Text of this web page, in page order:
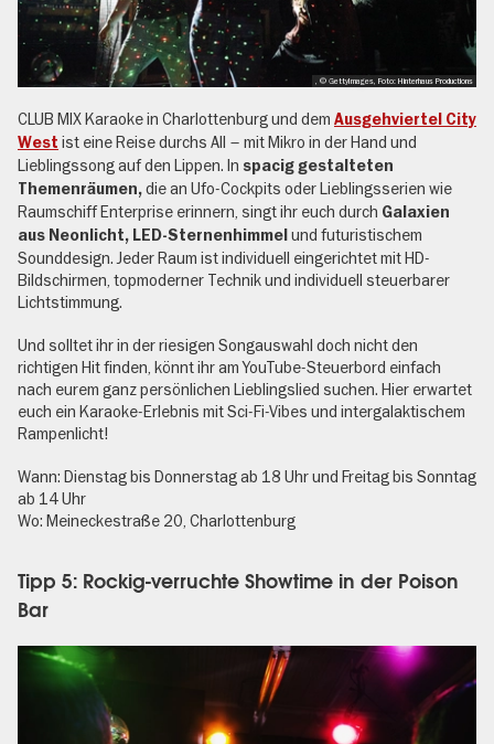
, © GettyImages, Foto: Hinterhaus Productions
CLUB MIX Karaoke in Charlottenburg und dem Ausgehviertel City
West ist eine Reise durchs All – mit Mikro in der Hand und
Lieblingssong auf den Lippen. In spacig gestalteten
Themenräumen,die an Ufo-Cockpits oder Lieblingsserien wie
Raumschiff Enterprise erinnern, singt ihr euch durch Galaxien
aus Neonlicht, LED-Sternenhimmel und futuristischem
Sounddesign. Jeder Raum ist individuell eingerichtet mit HD-
Bildschirmen, topmoderner Technik und individuell steuerbarer
Lichtstimmung.
Und solltet ihr in der riesigen Songauswahl doch nicht den
richtigen Hit finden, könnt ihr am YouTube-Steuerbord einfach
nach eurem ganz persönlichen Lieblingslied suchen. Hier erwartet
euch ein Karaoke-Erlebnis mit Sci-Fi-Vibes und intergalaktischem
Rampenlicht!
Wann: Dienstag bis Donnerstag ab 18 Uhr und Freitag bis Sonntag
ab 14 Uhr
Wo: Meineckestraße 20, Charlottenburg
Tipp 5: Rockig-verruchte Showtime in der Poison
Bar